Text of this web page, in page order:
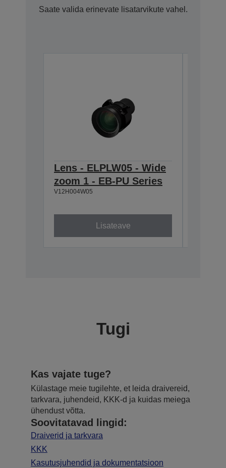
Saate valida erinevate lisatarvikute vahel.
Lens - ELPLW05 - Wide
zoom 1 - EB-PU Series
V12H004W05
Lisateave
Tugi
Kas vajate tuge?
Külastage meie tugilehte, et leida draivereid,
tarkvara, juhendeid, KKK-d ja kuidas meiega
ühendust võtta.
Soovitatavad lingid:
Draiverid ja tarkvara
KKK
Kasutusjuhendid ja dokumentatsioon